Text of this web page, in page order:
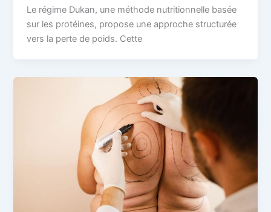
Le régime Dukan, une méthode nutritionnelle basée
sur les protéines, propose une approche structurée
vers la perte de poids. Cette